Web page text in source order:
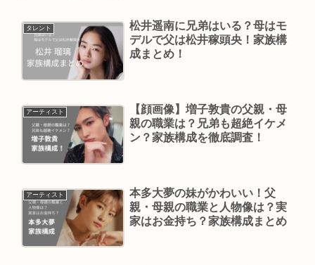
タレント
松井遥南に兄弟はいる？母はモ
デルで父は松井稼頭央！家族構
成まとめ！
アーティスト
【顔画像】増子敦貴の父親・母
親の職業は？兄弟も超絶イケメ
ン？家族構成を徹底調査！
アーティスト
本多大夢の妹がかわいい！父
親・母親の職業と人物像は？実
家はお金持ち？家族構成まとめ